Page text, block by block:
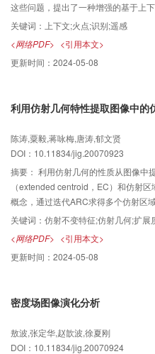
这些问题，提出了一种增强的基于上
了火点与其相邻像元之间的内在联系
据选择等方面做了改进，在此基础上
域、时间等因素的限制，对面积较小
好的效果。
关键词： 上下文;火点;识别;遥感
<网络PDF> <引用本文>
更新时间： 2024-05-08
利用仿射几何特性提取图像中的
陈涛,粟毅,蒋咏梅,唐涛,郁文贤
DOI：10.11834/jig.20070923
摘要： 利用仿射几何的性质从图像中
（extended centroid，EC）和仿射
概念，通过迭代ARC求得多个仿射区
定规则组合成一系列三角形，然后根
构造不变特征。该不变特征提取方法
特征量对照度变化、噪声干扰、部分
性，实验结果验证了该方法的有效性。
关键词： 仿射不变特征;仿射几何;扩展
<网络PDF> <引用本文>
更新时间： 2024-05-08
密度场图像演化分析
敖波,张定华,赵歆波,徐夏刚
DOI：10.11834/jig.20070924